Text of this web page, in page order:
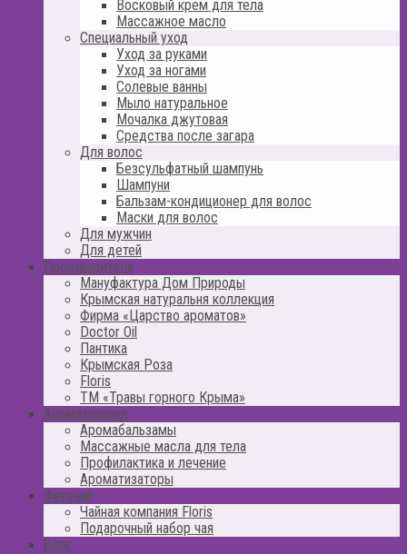
Восковый крем для тела
Массажное масло
Специальный уход
Уход за руками
Уход за ногами
Солевые ванны
Мыло натуральное
Мочалка джутовая
Средства после загара
Для волос
Безсульфатный шампунь
Шампуни
Бальзам-кондиционер для волос
Маски для волос
Для мужчин
Для детей
Производители
Мануфактура Дом Природы
Крымская натуральня коллекция
Фирма «Царство ароматов»
Doctor Oil
Пантика
Крымская Роза
Floris
ТМ «Травы горного Крыма»
Ароматерапия
Аромабальзамы
Массажные масла для тела
Профилактика и лечение
Ароматизаторы
Фиточай
Чайная компания Floris
Подарочный набор чая
Блог